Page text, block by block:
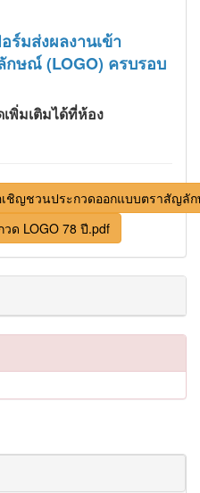
ร์มส่งผลงานเข้า
ษณ์ (LOGO) ครบรอบ
พิ่มเติมได้ที่ห้อง
ชิญชวนประกวดออกแบบตราสัญลั
ด LOGO 78 ปี.pdf